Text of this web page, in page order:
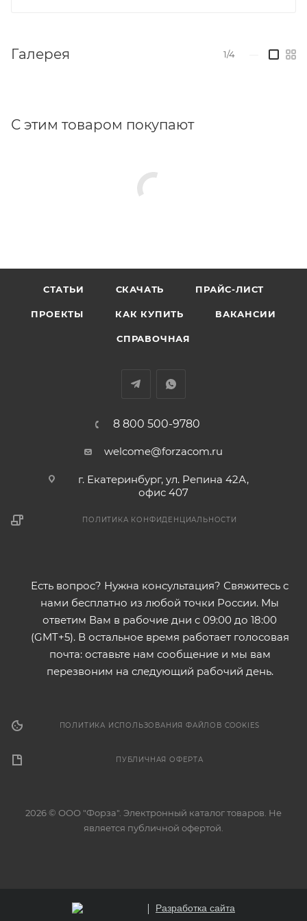
Галерея 1/4
С этим товаром покупают
СТАТЬИ СКАЧАТЬ ПРАЙС-ЛИСТ
ПРОЕКТЫ КАК КУПИТЬ ВАКАНСИИ
СПРАВОЧНАЯ
8 800 500-9780
welcome@forzacom.ru
г. Екатеринбург, ул. Репина 42А,
офис 407
ПОЛИТИКА КОНФИДЕНЦИАЛЬНОСТИ
Есть вопрос? Нужна консультация? Свяжитесь с
нами бесплатно из любой точки России. Мы
ответим Вам в рабочие дни с 09:00 до 18:00
(GMT+5). В остальное время работает голосовая
почта: оставьте нам сообщение и мы вам
перезвоним на следующий рабочий день.
ПОЛИТИКА ИСПОЛЬЗОВАНИЯ ФАЙЛОВ COOKIES
ПУБЛИЧНАЯ ОФЕРТА
2026 © ООО "Форза". Электронный каталог товаров. Не
является публичной офертой.
Разработка сайта